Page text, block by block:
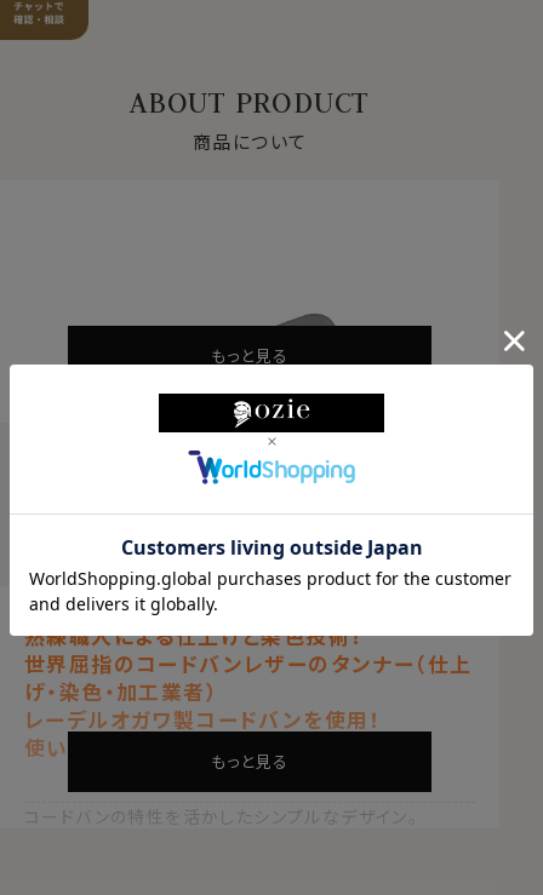
ABOUT PRODUCT
商品について
-熟練職人による仕上げと染色技術！-
世界屈指のコードバンレザーのタンナー（仕上
げ・染色・加工業者）。
もっと見る
PRODUCT DETAILS
商品説明
熟練職人による仕上げと染色技術！
世界屈指のコードバンレザーのタンナー（仕上
げ・染色・加工業者）
レーデルオガワ製コードバンを使用！
使いやすいラウンドZIP型
コードバンの特性を活かしたシンプルなデザイン。
もっと見る